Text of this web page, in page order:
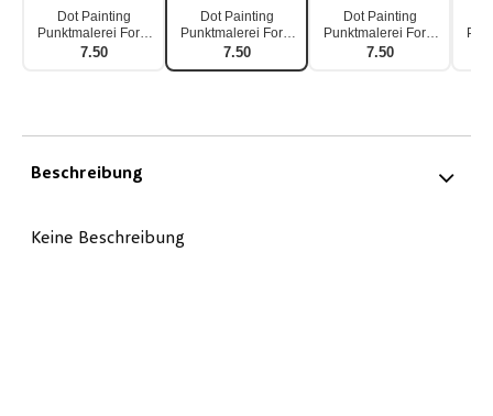
Dot Painting
Punktmalerei Form
& Schablone 10cm
7.50
Dot Painting
Punktmalerei Form
& Schablone
7.50
Dot Painting
Punktmalerei Form
& Schablone Stern
7.50
Beschreibung
Keine Beschreibung